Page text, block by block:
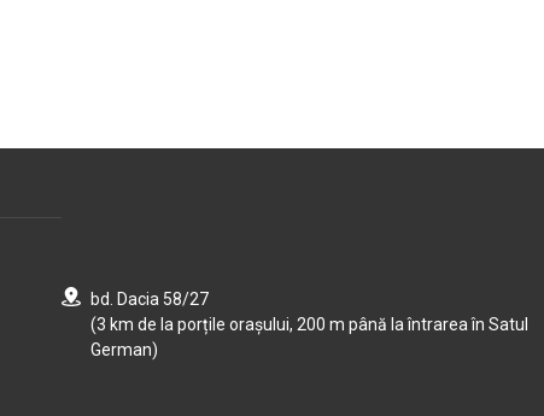
bd. Dacia 58/27
(3 km de la porțile orașului, 200 m până la întrarea în Satul
German)